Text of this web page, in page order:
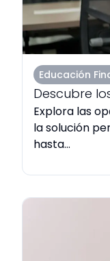
Educación
Descubre
Explora las
la solución
hasta...